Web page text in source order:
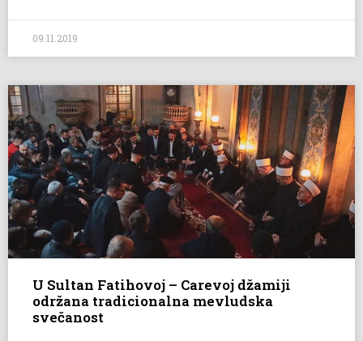
09.11.2019
U Sultan Fatihovoj – Carevoj džamiji
održana tradicionalna mevludska
svečanost